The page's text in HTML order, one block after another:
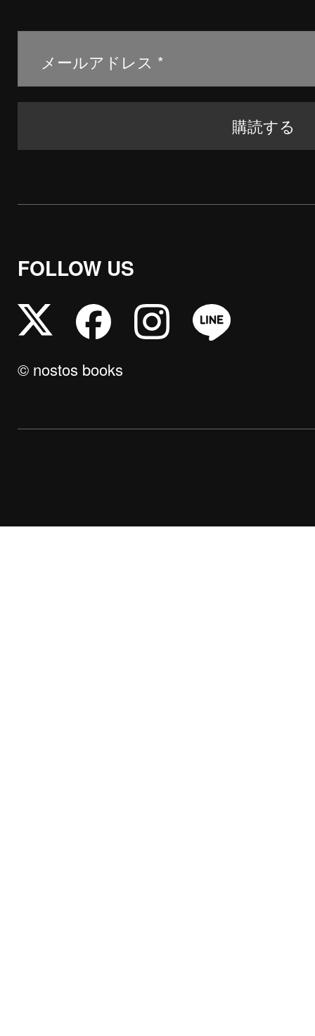
FOLLOW US
© nostos books